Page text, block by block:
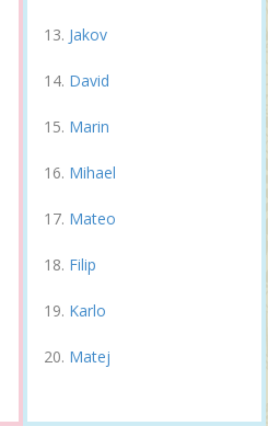
Jakov
David
Marin
Mihael
Mateo
Filip
Karlo
Matej